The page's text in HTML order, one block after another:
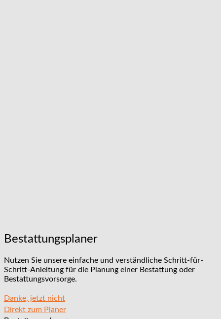
Bestattungsplaner
Nutzen Sie unsere einfache und verständliche Schritt-für-
Schritt-Anleitung für die Planung einer Bestattung oder
Bestattungsvorsorge.
Danke, jetzt nicht
Direkt zum Planer